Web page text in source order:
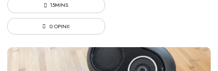
15MINS
0 OPINII